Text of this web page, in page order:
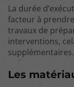
La durée
facteur à
travaux de
interventions,
supplémentaires.
Les